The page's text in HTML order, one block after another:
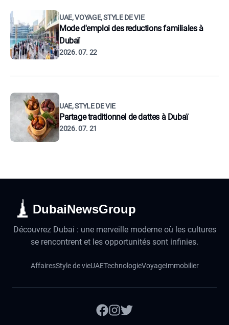
UAE, VOYAGE, STYLE DE VIE
Mode d'emploi des reductions familiales à
Dubaï
2026. 07. 22
UAE, STYLE DE VIE
Partage traditionnel de dattes à Dubaï
2026. 07. 21
DubaiNewsGroup
Découvrez Dubai : une merveille moderne où les cultures
se rencontrent et les opportunités sont infinies.
AffairesStyle de vieUAETechnologieVoyageImmobilier